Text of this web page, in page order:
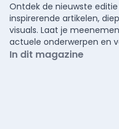
Ontdek de nieuwste
inspirerende artikelen,
visuals. Laat je
actuele onderwerpen en
In dit magazine